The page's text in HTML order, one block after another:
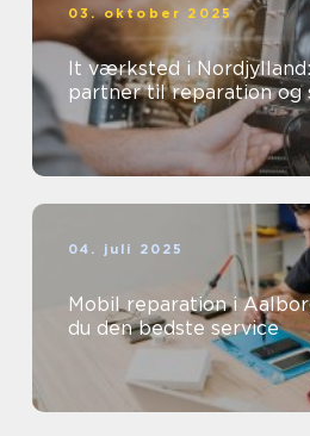
03. oktober 2025
It værksted i
partner til reparation og
04. juli 2025
Mobil reparation i
du den bedste service